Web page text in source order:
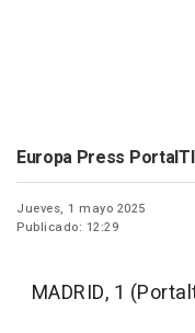
Europa Press
Jueves, 1 mayo 2025
Publicado: 12:29
MADRID, 1